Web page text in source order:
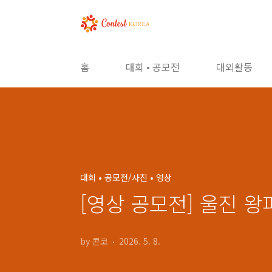
홈 대회 • 공모전 대외활동
대회 • 공모전/사진 • 영상
[영상 공모전] 울진
by 콘코 2026. 5. 8.